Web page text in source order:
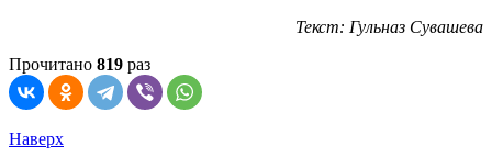
Текст: Гульназ Сувашева
Прочитано 819 раз
Наверх